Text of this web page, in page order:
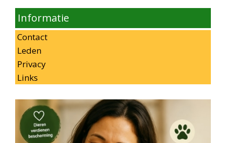
Informatie
Contact
Leden
Privacy
Links